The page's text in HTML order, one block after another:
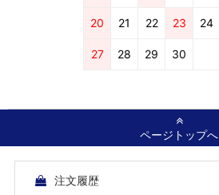
20 21 22 23 24
27 28 29 30
ページトップへ
注文履歴